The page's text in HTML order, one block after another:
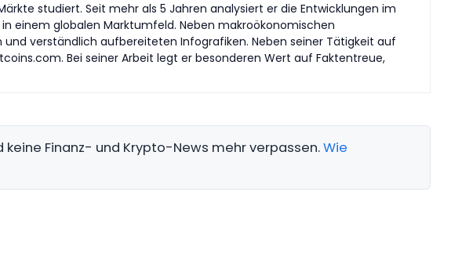
studiert. Seit mehr als 5 Jahren analysiert er die Entwicklungen im
einem globalen Marktumfeld. Neben makroökonomischen
verständlich aufbereiteten Infografiken. Neben seiner Tätigkeit auf
Bei seiner Arbeit legt er besonderen Wert auf Faktentreue,
keine Finanz- und Krypto-News mehr verpassen.Wie